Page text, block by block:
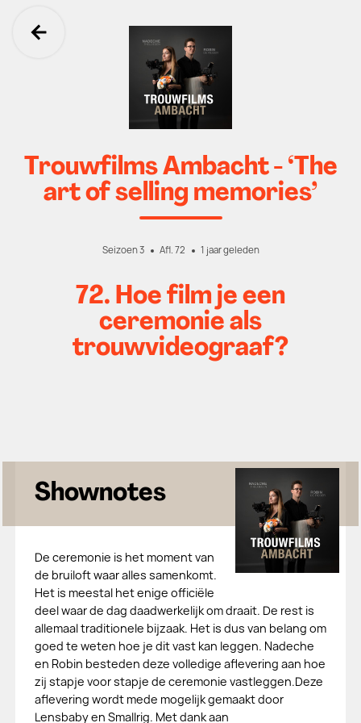
Ga terug
Trouwfilms Ambacht - ‘The
art of selling memories’
Seizoen 3 Afl. 72 1 jaar geleden
72. Hoe film je een
ceremonie als
trouwvideograaf?
Shownotes
De ceremonie is het moment van
de bruiloft waar alles samenkomt.
Het is meestal het enige officiële
deel waar de dag daadwerkelijk om draait. De rest is
allemaal traditionele bijzaak. Het is dus van belang om
goed te weten hoe je dit vast kan leggen. Nadeche
en Robin besteden deze volledige aflevering aan hoe
zij stapje voor stapje de ceremonie vastleggen.Deze
aflevering wordt mede mogelijk gemaakt door
Lensbaby en Smallrig. Met dank aan